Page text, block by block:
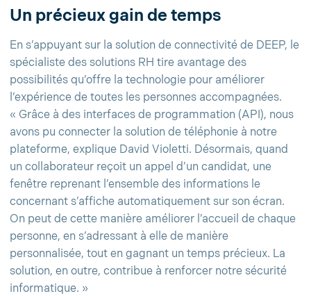
Un précieux gain de temps
En s’appuyant sur la solution de connectivité de DEEP, le
spécialiste des solutions RH tire avantage des
possibilités qu’offre la technologie pour améliorer
l’expérience de toutes les personnes accompagnées.
« Grâce à des interfaces de programmation (API), nous
avons pu connecter la solution de téléphonie à notre
plateforme, explique David Violetti. Désormais, quand
un collaborateur reçoit un appel d’un candidat, une
fenêtre reprenant l’ensemble des informations le
concernant s’affiche automatiquement sur son écran.
On peut de cette manière améliorer l’accueil de chaque
personne, en s’adressant à elle de manière
personnalisée, tout en gagnant un temps précieux. La
solution, en outre, contribue à renforcer notre sécurité
informatique. »